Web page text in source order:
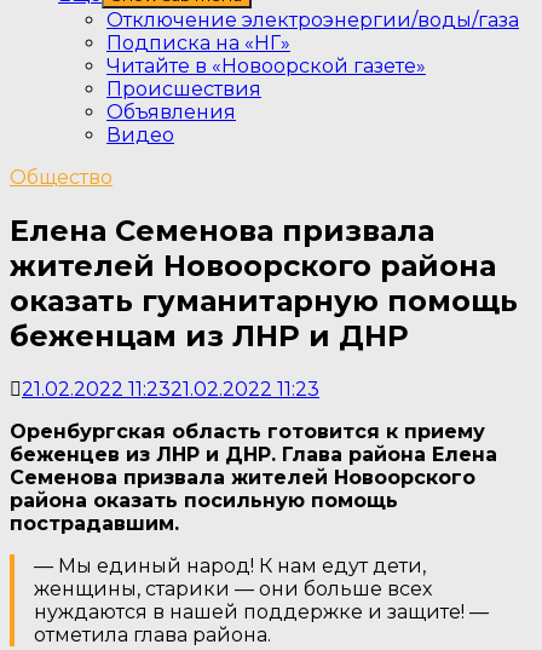
Отключение электроэнергии/воды/газа
Подписка на «НГ»
Читайте в «Новоорской газете»
Происшествия
Объявления
Видео
Общество
Елена Семенова призвала
жителей Новоорского района
оказать гуманитарную помощь
беженцам из ЛНР и ДНР
21.02.2022 11:2321.02.2022 11:23
Оренбургская область готовится к приему
беженцев из ЛНР и ДНР. Глава района Елена
Семенова призвала жителей Новоорского
района оказать посильную помощь
пострадавшим.
— Мы единый народ! К нам едут дети,
женщины, старики — они больше всех
нуждаются в нашей поддержке и защите! —
отметила глава района.